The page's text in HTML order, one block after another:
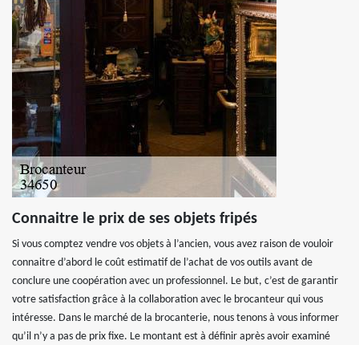
Connaitre le prix de ses objets fripés
Si vous comptez vendre vos objets à l’ancien, vous avez raison de vouloir
connaitre d’abord le coût estimatif de l’achat de vos outils avant de
conclure une coopération avec un professionnel. Le but, c’est de garantir
votre satisfaction grâce à la collaboration avec le brocanteur qui vous
intéresse. Dans le marché de la brocanterie, nous tenons à vous informer
qu’il n’y a pas de prix fixe. Le montant est à définir après avoir examiné